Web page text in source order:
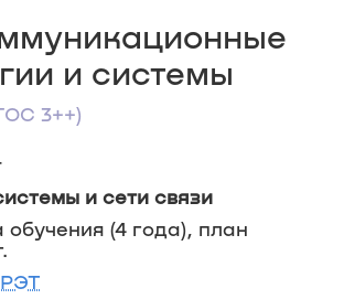
и системы
3++)
и сети связи
(4 года), план